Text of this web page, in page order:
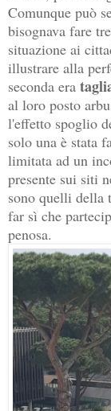
Comunque può
bisognava fare
situazione ai
illustrare alla
seconda era
al loro posto
l'effetto spoglio
solo una è stata
limitata ad un
presente sui siti
sono quelli della
far sì che
penosa.